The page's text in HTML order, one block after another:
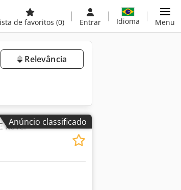
de favoritos (0) Entrar Idioma Menu
Relevância
Anúncio classificado
Rover